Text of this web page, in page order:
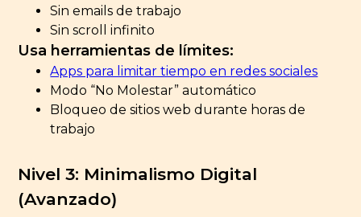
Sin emails de trabajo
Sin scroll infinito
Usa herramientas de límites:
Apps para limitar tiempo en redes sociales
Modo “No Molestar” automático
Bloqueo de sitios web durante horas de
trabajo
Nivel 3: Minimalismo Digital
(Avanzado)